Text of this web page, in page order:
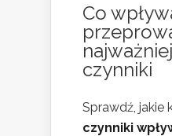
Co
czynniki
Sprawdź, jakie
czynniki